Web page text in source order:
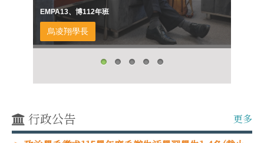
EMPA13、博112年班
烏凌翔學長
行政公告
更多